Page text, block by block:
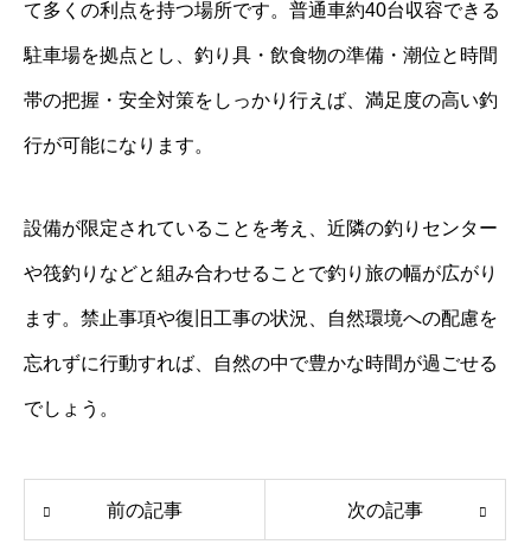
て多くの利点を持つ場所です。普通車約40台収容できる
駐車場を拠点とし、釣り具・飲食物の準備・潮位と時間
帯の把握・安全対策をしっかり行えば、満足度の高い釣
行が可能になります。
設備が限定されていることを考え、近隣の釣りセンター
や筏釣りなどと組み合わせることで釣り旅の幅が広がり
ます。禁止事項や復旧工事の状況、自然環境への配慮を
忘れずに行動すれば、自然の中で豊かな時間が過ごせる
でしょう。
前の記事 次の記事